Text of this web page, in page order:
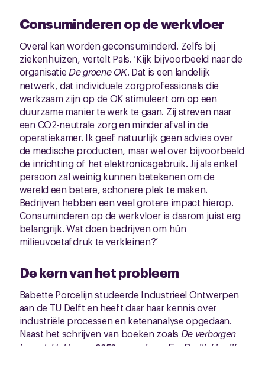
Consuminderen op de werkvloer
Overal kan worden geconsuminderd. Zelfs bij
ziekenhuizen, vertelt Pals. ‘Kijk bijvoorbeeld naar de
organisatieDe groene OK. Dat is een landelijk
netwerk, dat individuele zorgprofessionals die
werkzaam zijn op de OK stimuleert om op een
duurzame manier te werk te gaan. Zij streven naar
een CO2-neutrale zorg en minder afval in de
operatiekamer. Ik geef natuurlijk geen advies over
de medische producten, maar wel over bijvoorbeeld
de inrichting of het elektronicagebruik. Jij als enkel
persoon zal weinig kunnen betekenen om de
wereld een betere, schonere plek te maken.
Bedrijven hebben een veel grotere impact hierop.
Consuminderen op de werkvloer is daarom juist erg
belangrijk. Wat doen bedrijven om hún
milieuvoetafdruk te verkleinen?’
De kern van het probleem
Babette Porcelijn studeerde Industrieel Ontwerpen
aan de TU Delft en heeft daar haar kennis over
industriële processen en ketenanalyse opgedaan.
Naast het schrijven van boeken zoals De verborgen
impact, Het happy 2050 scenario en EcoPositief in vijf